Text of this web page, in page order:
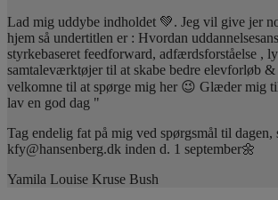
Lad mig uddybe indholdet 💚. Jeg vil give jer
hjem så undertitlen er : Hvordan
styrkebaseret feedforward, adfærdsforståelse ,
samtaleværktøjer til at skabe bedre elevforløb &
velkomne til at spørge mig her 😉 Glæder mig
lav en god dag "
Tag endelig fat på mig ved spørgsmål til dagen,
kfy@hansenberg.dk inden d. 1 september🌼
Yamila Louise Kruse Bush